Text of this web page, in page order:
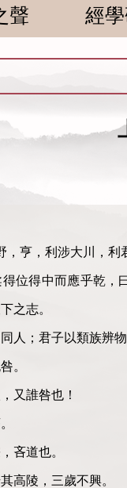
聲 經
，亨，利涉大川，利
得位得中而應乎乾
之志。
人；君子以類族辨物
。
又誰咎也！
吝道也。
高陵，三歲不興。